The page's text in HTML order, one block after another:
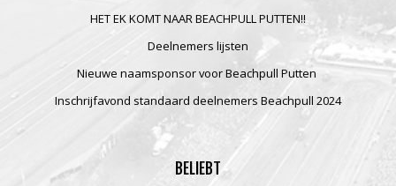
HET EK KOMT NAAR BEACHPULL PUTTEN!!
Deelnemers lijsten
Nieuwe naamsponsor voor Beachpull Putten
Inschrijfavond standaard deelnemers Beachpull 2024
BELIEBT